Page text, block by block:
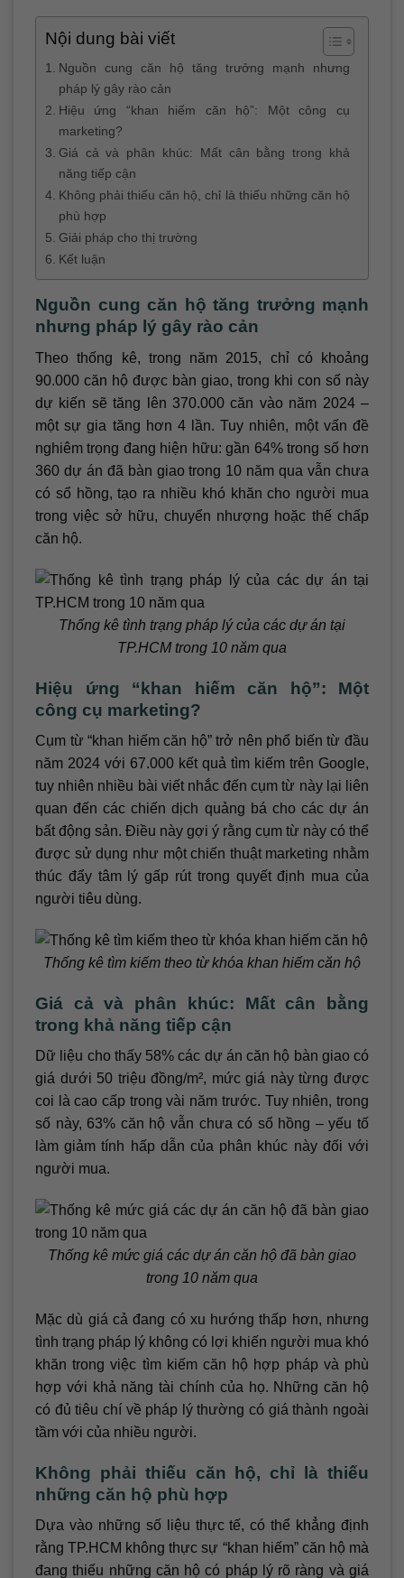
Nội dung bài viết
Nguồn cung căn hộ tăng trưởng mạnh nhưng
pháp lý gây rào cản
Hiệu ứng “khan hiếm căn hộ”: Một công cụ
marketing?
Giá cả và phân khúc: Mất cân bằng trong khả
năng tiếp cận
Không phải thiếu căn hộ, chỉ là thiếu những căn hộ
phù hợp
Giải pháp cho thị trường
Kết luận
Nguồn cung căn hộ tăng trưởng mạnh
nhưng pháp lý gây rào cản
Theo thống kê, trong năm 2015, chỉ có khoảng
90.000 căn hộ được bàn giao, trong khi con số này
dự kiến sẽ tăng lên 370.000 căn vào năm 2024 –
một sự gia tăng hơn 4 lần. Tuy nhiên, một vấn đề
nghiêm trọng đang hiện hữu: gần 64% trong số hơn
360 dự án đã bàn giao trong 10 năm qua vẫn chưa
có sổ hồng, tạo ra nhiều khó khăn cho người mua
trong việc sở hữu, chuyển nhượng hoặc thế chấp
căn hộ.
Thống kê tình trạng pháp lý của các dự án tại
TP.HCM trong 10 năm qua
Hiệu ứng “khan hiếm căn hộ”: Một
công cụ marketing?
Cụm từ “khan hiếm căn hộ” trở nên phổ biến từ đầu
năm 2024 với 67.000 kết quả tìm kiếm trên Google,
tuy nhiên nhiều bài viết nhắc đến cụm từ này lại liên
quan đến các chiến dịch quảng bá cho các dự án
bất động sản. Điều này gợi ý rằng cụm từ này có thể
được sử dụng như một chiến thuật marketing nhằm
thúc đẩy tâm lý gấp rút trong quyết định mua của
người tiêu dùng.
Thống kê tìm kiếm theo từ khóa khan hiếm căn hộ
Giá cả và phân khúc: Mất cân bằng
trong khả năng tiếp cận
Dữ liệu cho thấy 58% các dự án căn hộ bàn giao có
giá dưới 50 triệu đồng/m², mức giá này từng được
coi là cao cấp trong vài năm trước. Tuy nhiên, trong
số này, 63% căn hộ vẫn chưa có sổ hồng – yếu tố
làm giảm tính hấp dẫn của phân khúc này đối với
người mua.
Thống kê mức giá các dự án căn hộ đã bàn giao
trong 10 năm qua
Mặc dù giá cả đang có xu hướng thấp hơn, nhưng
tình trạng pháp lý không có lợi khiến người mua khó
khăn trong việc tìm kiếm căn hộ hợp pháp và phù
hợp với khả năng tài chính của họ. Những căn hộ
có đủ tiêu chí về pháp lý thường có giá thành ngoài
tầm với của nhiều người.
Không phải thiếu căn hộ, chỉ là thiếu
những căn hộ phù hợp
Dựa vào những số liệu thực tế, có thể khẳng định
rằng TP.HCM không thực sự “khan hiếm” căn hộ mà
đang thiếu những căn hộ có pháp lý rõ ràng và giá